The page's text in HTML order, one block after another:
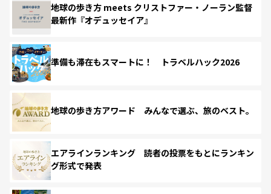
地球の歩き方 meets クリストファー・ノーラン監督
最新作『オデュッセイア』
準備も滞在もスマートに！ トラベルハック2026
地球の歩き方アワード みんなで選ぶ、旅のベスト。
エアラインランキング 読者の投票をもとにランキン
グ形式で発表